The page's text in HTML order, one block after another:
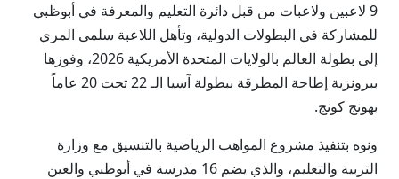
9 لاعبين ولاعبات من قبل دائرة التعليم والمعرفة في أبوظبي
للمشاركة في البطولات الدولية، وتأهل اللاعبة سلمى المري
إلى بطولة العالم بالولايات المتحدة الأمريكية 2026، وفوزها
ببرونزية إطاحة المطرقة ببطولة آسيا الـ 22 تحت 20 عاماً
بهونج كونج.
ونوه بتنفيذ مشروع المواهب الرياضية بالتنسيق مع وزارة
التربية والتعليم، والذي يضم 16 مدرسة في أبوظبي والعين